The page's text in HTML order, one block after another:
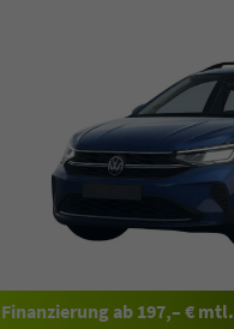
ab 197,– € mtl.